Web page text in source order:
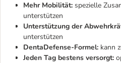
Mehr Mobilität: spezielle
unterstützen
Unterstützung der
unterstützen
DentaDefense-Formel: kann
Jeden Tag bestens versorgt: